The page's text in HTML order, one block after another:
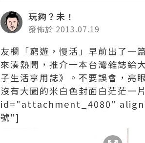
玩夠？未！
發佈於 2013.07.19
友欄「窮遊，慢活」早前出了一
來湊熱鬧，推介一本台灣雜誌給
子生活享用誌》。不要誤會，亮
沒有大圖的米白色封面白茫茫
id="attachment_4080"
號"]